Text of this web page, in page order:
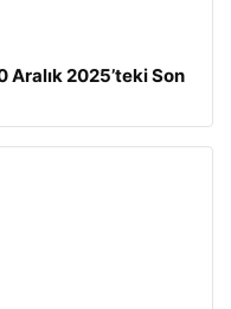
Aralık 2025’teki Son